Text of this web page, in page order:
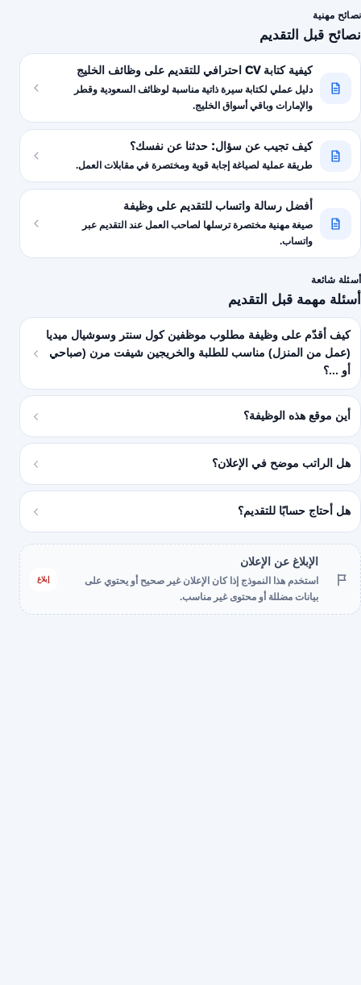
نصائح مهنية
نصائح قبل التقديم
كيفية كتابة CV احترافي للتقديم على وظائف الخليج
دليل عملي لكتابة سيرة ذاتية مناسبة لوظائف السعودية وقطر
والإمارات وباقي أسواق الخليج.
كيف تجيب عن سؤال: حدثنا عن نفسك؟
طريقة عملية لصياغة إجابة قوية ومختصرة في مقابلات العمل.
أفضل رسالة واتساب للتقديم على وظيفة
صيغة مهنية مختصرة ترسلها لصاحب العمل عند التقديم عبر
واتساب.
أسئلة شائعة
أسئلة مهمة قبل التقديم
كيف أقدّم على وظيفة مطلوب موظفين كول سنتر وسوشيال ميديا
(عمل من المنزل) مناسب للطلبة والخريجين شيفت مرن (صباحي
أو ...؟
أين موقع هذه الوظيفة؟
هل الراتب موضح في الإعلان؟
هل أحتاج حسابًا للتقديم؟
الإبلاغ عن الإعلان
استخدم هذا النموذج إذا كان الإعلان غير صحيح أو يحتوي على
بيانات مضللة أو محتوى غير مناسب.
إبلاغ